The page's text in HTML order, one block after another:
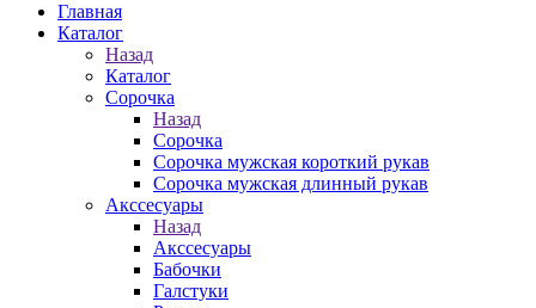
Главная
Каталог
Назад
Каталог
Сорочка
Назад
Сорочка
Сорочка мужская короткий рукав
Сорочка мужская длинный рукав
Акссесуары
Назад
Акссесуары
Бабочки
Галстуки